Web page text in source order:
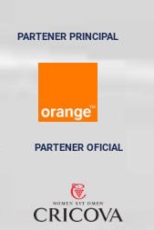
PARTENER PRINCIPAL
PARTENER OFICIAL